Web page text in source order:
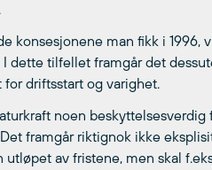
konsesjonene man fikk i 1996,
dette tilfellet framgår det
for driftsstart og varighet.
noen beskyttelsesverdig
framgår riktignok ikke
av fristene, men skal